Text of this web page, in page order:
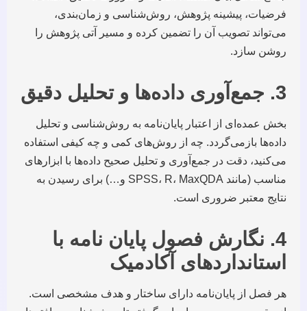
فرضیات، پیشینه پژوهش، روش‌شناسی و زمان‌بندی،
می‌تواند تصویب آن را تضمین کرده و مسیر آتی پژوهش را
روشن سازد.
3. جمع‌آوری داده‌ها و تحلیل دقیق
بخش عمده‌ای از اعتبار پایان‌نامه به روش‌شناسی و تحلیل
داده‌ها بازمی‌گردد. چه از روش‌های کمی و چه کیفی استفاده
می‌کنید، دقت در جمع‌آوری و تحلیل صحیح داده‌ها با ابزارهای
مناسب (مانند SPSS، R، MaxQDA و…) برای رسیدن به
نتایج معتبر ضروری است.
4. نگارش فصول پایان نامه با
استانداردهای آکادمیک
هر فصل از پایان‌نامه دارای ساختار و هدف مشخصی است.